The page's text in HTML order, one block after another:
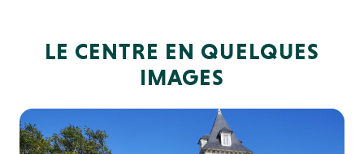
LE CENTRE EN QUELQUES
IMAGES